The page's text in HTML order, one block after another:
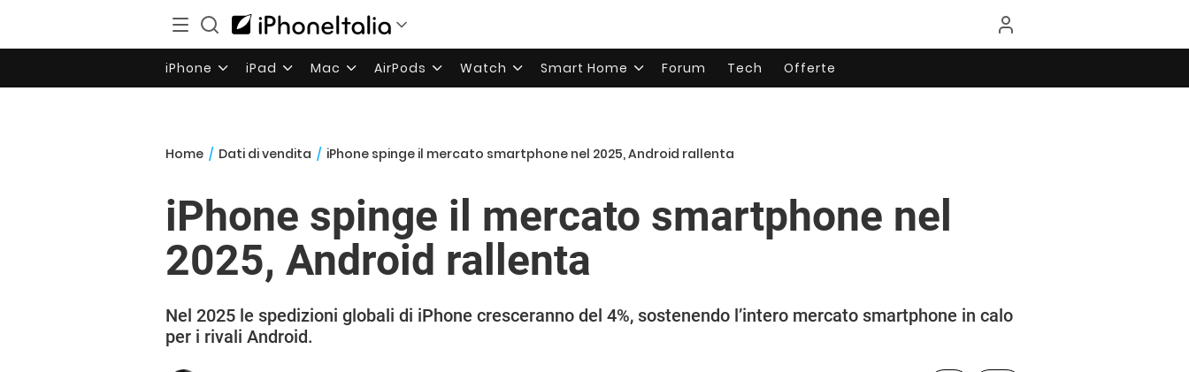
iPhone iPad Mac AirPods Watch Smart Home Forum Tech Offerte
Home / Dati di vendita / iPhone spinge il mercato smartphone nel 2025, Android rallenta
iPhone spinge il mercato smartphone nel
2025, Android rallenta
Nel 2025 le spedizioni globali di iPhone cresceranno del 4%, sostenendo l’intero mercato smartphone in calo
per i rivali Android.